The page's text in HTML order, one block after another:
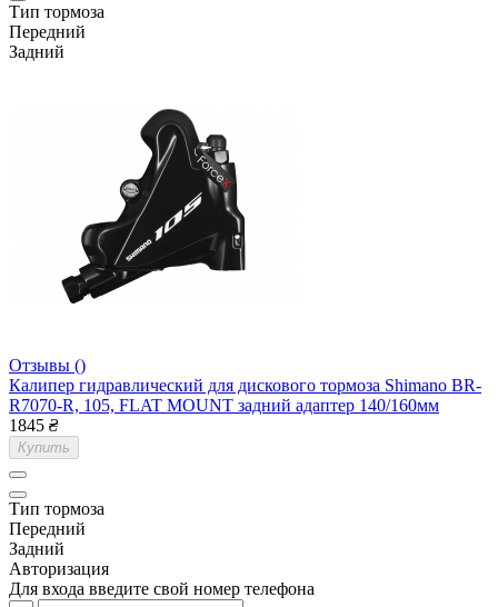
Тип тормоза
Передний
Задний
Отзывы ()
Калипер гидравлический для дискового тормоза Shimano BR-
R7070-R, 105, FLAT MOUNT задний адаптер 140/160мм
1845 ₴
Купить
Тип тормоза
Передний
Задний
Авторизация
Для входа введите свой номер телефона